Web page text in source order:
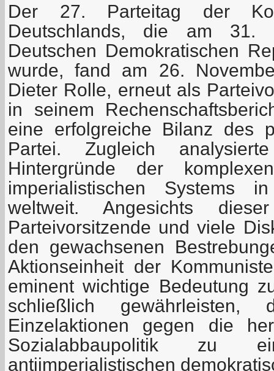
Der 27. Parteitag der
Deutschlands, die am
Deutschen Demokratischen
wurde, fand am 26.
Dieter Rolle, erneut als
in seinem
eine erfolgreiche Bilanz des
Partei. Zugleich
Hintergründe der
imperialistischen Systems
weltweit. Angesichts
Parteivorsitzende und viele
den gewachsenen
Aktionseinheit der
eminent wichtige Bedeutung
schließlich
Einzelaktionen gegen die
Sozialabbaupolitik zu
antiimperialistischen